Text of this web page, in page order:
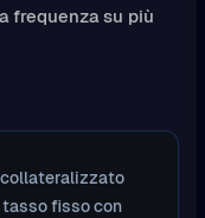
frequenza su più
fisso con